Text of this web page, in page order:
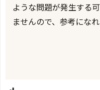
ような問題が発生する
ませんので、参考になれ